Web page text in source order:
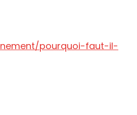
pourquoi-faut-il-